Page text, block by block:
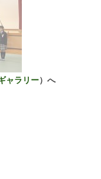
ャラリー）へ